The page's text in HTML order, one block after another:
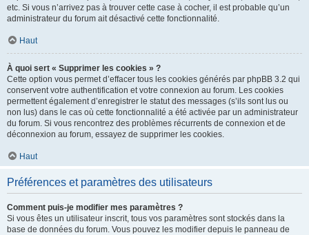
etc. Si vous n’arrivez pas à trouver cette case à cocher, il est probable qu’un
administrateur du forum ait désactivé cette fonctionnalité.
Haut
À quoi sert « Supprimer les cookies » ?
Cette option vous permet d’effacer tous les cookies générés par phpBB 3.2 qui
conservent votre authentification et votre connexion au forum. Les cookies
permettent également d’enregistrer le statut des messages (s’ils sont lus ou
non lus) dans le cas où cette fonctionnalité a été activée par un administrateur
du forum. Si vous rencontrez des problèmes récurrents de connexion et de
déconnexion au forum, essayez de supprimer les cookies.
Haut
Préférences et paramètres des utilisateurs
Comment puis-je modifier mes paramètres ?
Si vous êtes un utilisateur inscrit, tous vos paramètres sont stockés dans la
base de données du forum. Vous pouvez les modifier depuis le panneau de